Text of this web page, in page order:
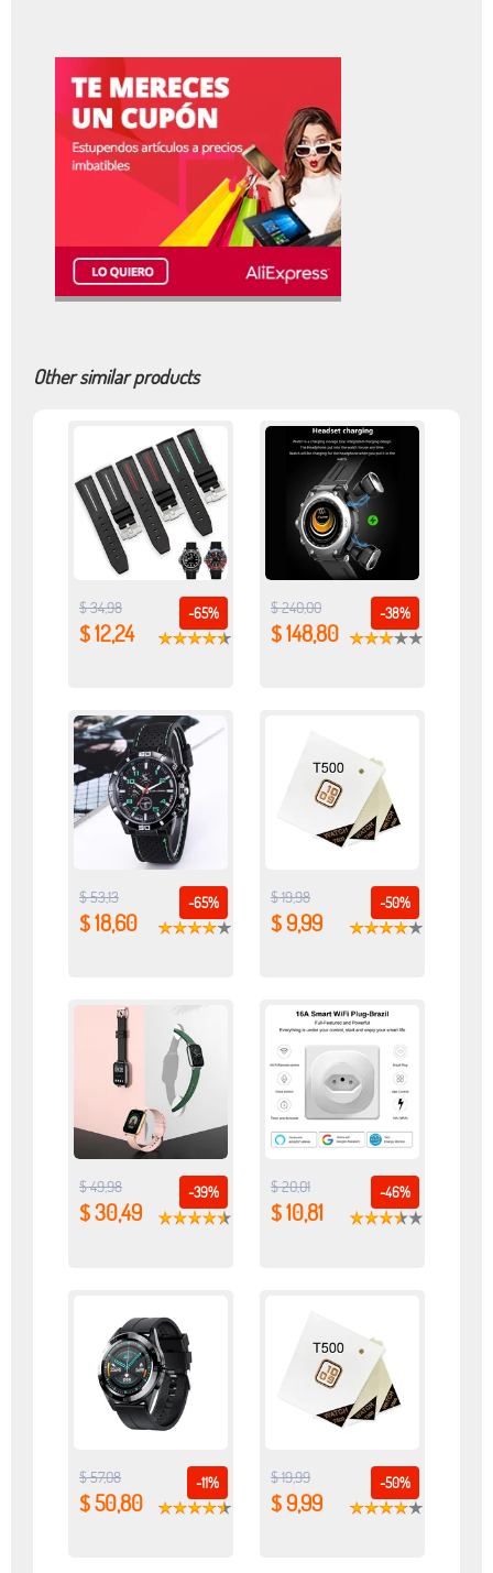
Other similar products
-65%
$ 34,98
$ 12,24
-38%
$ 240,00
$ 148,80
-65%
$ 53,13
$ 18,60
-50%
$ 19,98
$ 9,99
-39%
$ 49,98
$ 30,49
-46%
$ 20,01
$ 10,81
-11%
$ 57,08
$ 50,80
-50%
$ 19,99
$ 9,99